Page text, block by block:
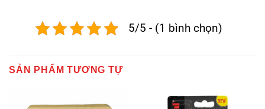
5/5 - (1 bình chọn)
SẢN PHẨM TƯƠNG TỰ